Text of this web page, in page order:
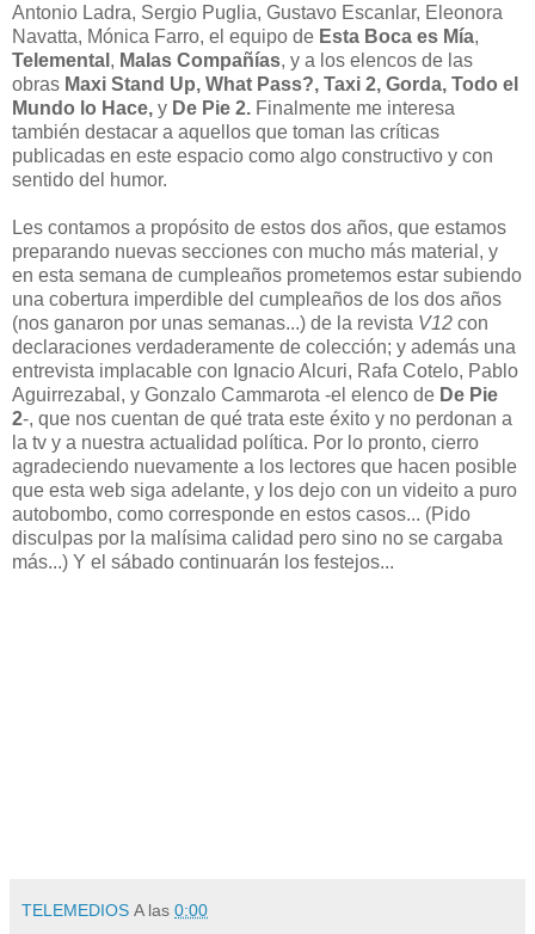
Antonio Ladra, Sergio Puglia, Gustavo Escanlar, Eleonora
Navatta, Mónica Farro, el equipo de Esta Boca es Mía,
Telemental , Malas Compañías, y a los elencos de las
obras Maxi Stand Up, What Pass?, Taxi 2, Gorda, Todo el
Mundo lo Hace, y De Pie 2. Finalmente me interesa
también destacar a aquellos que toman las críticas
publicadas en este espacio como algo constructivo y con
sentido del humor.
Les contamos a propósito de estos dos años, que estamos
preparando nuevas secciones con mucho más material, y
en esta semana de cumpleaños prometemos estar subiendo
una cobertura imperdible del cumpleaños de los dos años
(nos ganaron por unas semanas...) de la revista V12 con
declaraciones verdaderamente de colección; y además una
entrevista implacable con Ignacio Alcuri, Rafa Cotelo, Pablo
Aguirrezabal, y Gonzalo Cammarota -el elenco de De Pie
2-, que nos cuentan de qué trata este éxito y no perdonan a
la tv y a nuestra actualidad política. Por lo pronto, cierro
agradeciendo nuevamente a los lectores que hacen posible
que esta web siga adelante, y los dejo con un videito a puro
autobombo, como corresponde en estos casos... (Pido
disculpas por la malísima calidad pero sino no se cargaba
más...) Y el sábado continuarán los festejos...
TELEMEDIOS A las 0:00